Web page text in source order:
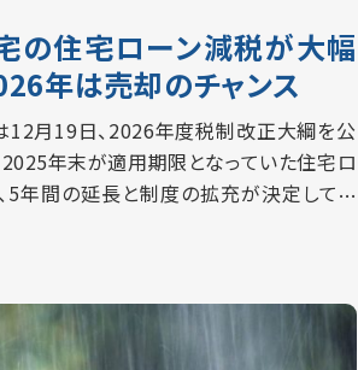
の住宅ローン減税が大幅
年は売却のチャンス
12月19日、2026年度税制改正大綱を公
2025年末が適用期限となっていた住宅ロ
5年間の延長と制度の拡充が決定してい
中古住宅は借入限度額・控除期間ともに
れており、2026年以降…